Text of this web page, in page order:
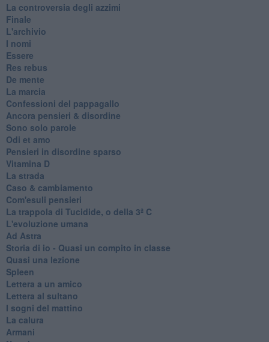
La controversia degli azzimi
Finale
L'archivio
I nomi
Essere
Res rebus
De mente
La marcia
Confessioni del pappagallo
Ancora pensieri & disordine
Sono solo parole
Odi et amo
Pensieri in disordine sparso
Vitamina D
La strada
Caso & cambiamento
Com'esuli pensieri
La trappola di Tucidide, o della 3ª C
L'evoluzione umana
Ad Astra
Storia di io - Quasi un compito in classe
Quasi una lezione
Spleen
Lettera a un amico
Lettera al sultano
I sogni del mattino
La calura
Armani